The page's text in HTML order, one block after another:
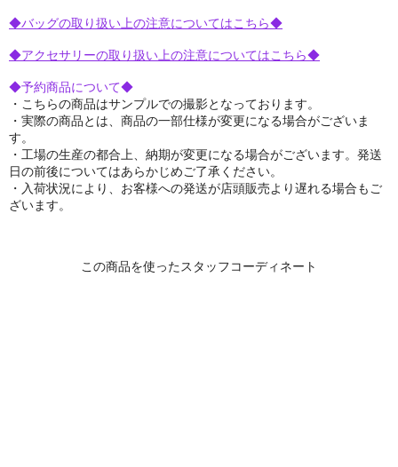
◆バッグの取り扱い上の注意についてはこちら◆
◆アクセサリーの取り扱い上の注意についてはこちら◆
◆予約商品について◆
・こちらの商品はサンプルでの撮影となっております。
・実際の商品とは、商品の一部仕様が変更になる場合がございま
す。
・工場の生産の都合上、納期が変更になる場合がございます。発送
日の前後についてはあらかじめご了承ください。
・入荷状況により、お客様への発送が店頭販売より遅れる場合もご
ざいます。